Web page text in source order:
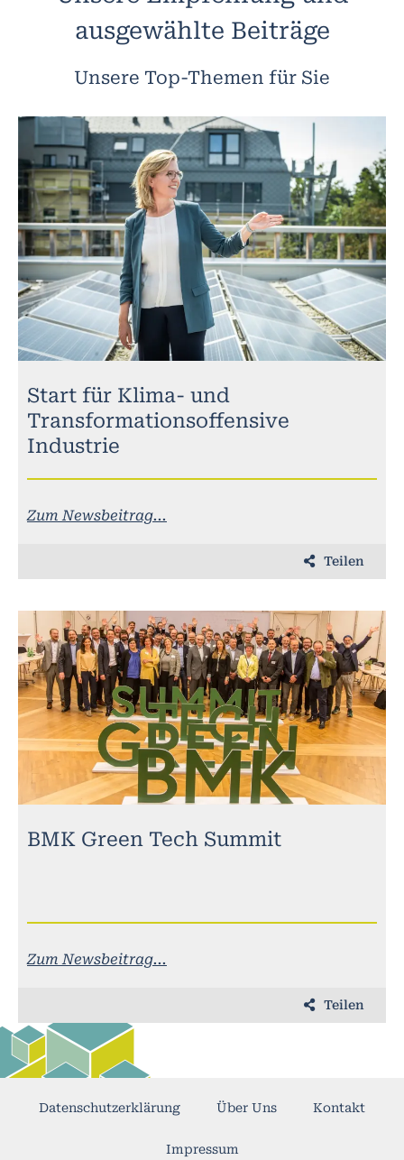
ausgewählte Beiträge
Unsere Top-Themen für Sie
Start für Klima- und
Transformationsoffensive
Industrie
Zum Newsbeitrag...
Teilen
BMK Green Tech Summit
Zum Newsbeitrag...
Teilen
Datenschutzerklärung Über Uns Kontakt
Impressum